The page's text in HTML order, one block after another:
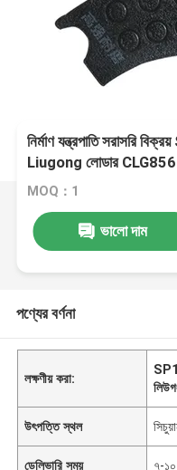
নির্মাণ যন্ত্রপাতি সরাসরি
Liugong লোডার CLG856
MOQ：1
ভালো দাম
পণ্যের বর্ণনা
লক্ষণীয় করা:
উৎপত্তি স্থল
ডেলিভারি সময় ৭-১০